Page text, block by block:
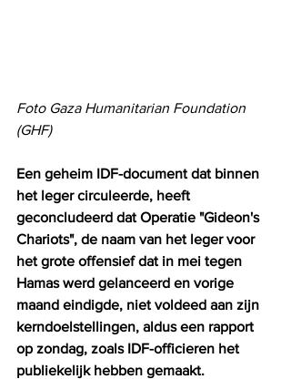
Foto Gaza Humanitarian Foundation
(GHF)
Een geheim IDF-document dat binnen
het leger circuleerde, heeft
geconcludeerd dat Operatie "Gideon's
Chariots", de naam van het leger voor
het grote offensief dat in mei tegen
Hamas werd gelanceerd en vorige
maand eindigde, niet voldeed aan zijn
kerndoelstellingen, aldus een rapport
op zondag, zoals IDF-officieren het
publiekelijk hebben gemaakt.